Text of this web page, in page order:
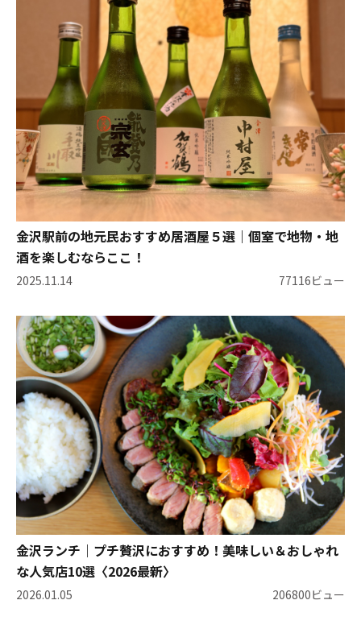
金沢駅前の地元民おすすめ居酒屋５選｜個室で地物・地
酒を楽しむならここ！
2025.11.14 77116ビュー
金沢ランチ｜プチ贅沢におすすめ！美味しい＆おしゃれ
な人気店10選〈2026最新〉
2026.01.05 206800ビュー